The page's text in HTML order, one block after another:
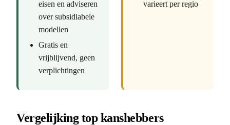
eisen en adviseren
over subsidiabele
modellen
Gratis en
vrijblijvend, geen
verplichtingen
varieert per regio
Vergelijking top kanshebbers